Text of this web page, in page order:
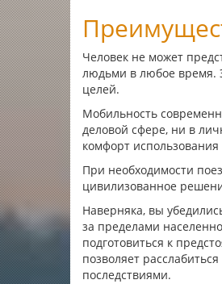
Человек не может
людьми в любое время.
целей.
Мобильность
деловой сфере, ни в
комфорт
При необходимости
цивилизованное
Наверняка, вы
за пределами
подготовиться к
позволяет
последствиями.